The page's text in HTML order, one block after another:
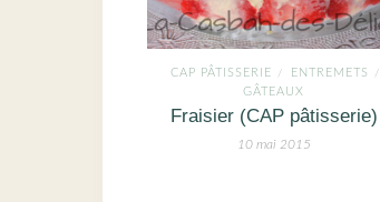
CAP PÂTISSERIE / ENTREMETS /
GÂTEAUX
Fraisier (CAP pâtisserie)
10 mai 2015